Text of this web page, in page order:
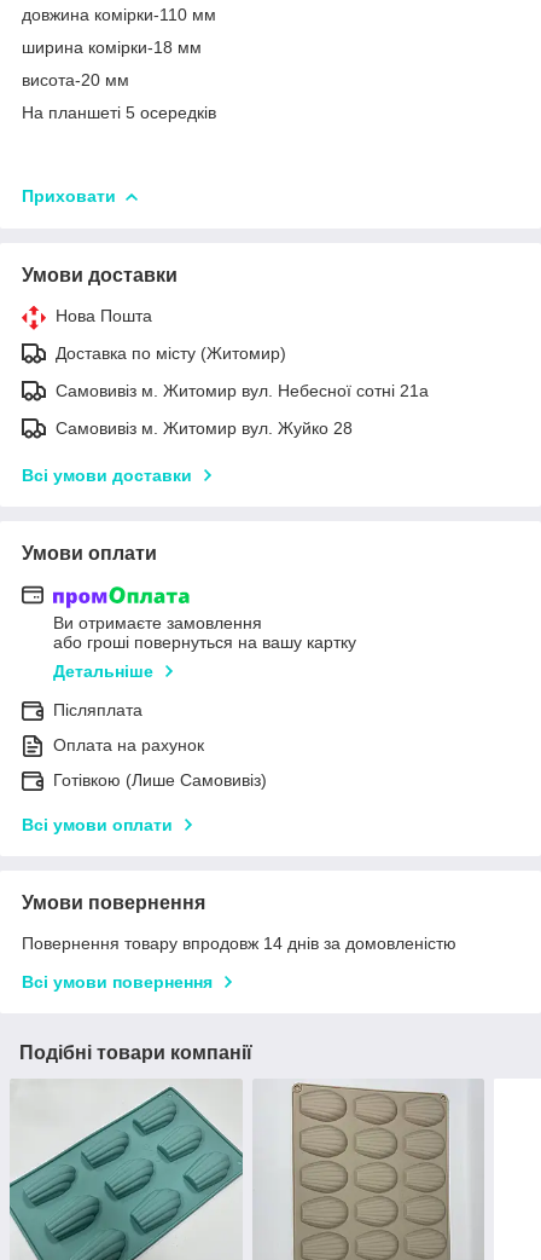
довжина комірки-110 мм
ширина комірки-18 мм
висота-20 мм
На планшеті 5 осередків
Приховати
Умови доставки
Нова Пошта
Доставка по місту (Житомир)
Самовивіз м. Житомир вул. Небесної сотні 21а
Самовивіз м. Житомир вул. Жуйко 28
Всі умови доставки
Умови оплати
Ви отримаєте замовлення
або гроші повернуться на вашу картку
Детальніше
Післяплата
Оплата на рахунок
Готівкою (Лише Самовивіз)
Всі умови оплати
Умови повернення
Повернення товару впродовж 14 днів за домовленістю
Всі умови повернення
Подібні товари компанії